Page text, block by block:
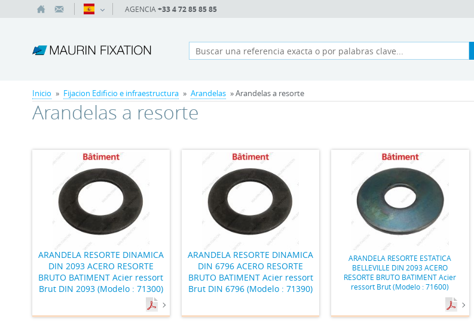
AGENCIA +33 4 72 85 85 85
Inicio » Fijacion Edificio e infraestructura » Arandelas » Arandelas a resorte
Arandelas a resorte
ARANDELA RESORTE DINAMICA
DIN 2093 ACERO RESORTE
BRUTO BATIMENT Acier ressort
Brut DIN 2093 (Modelo : 71300)
ARANDELA RESORTE DINAMICA
DIN 6796 ACERO RESORTE
BRUTO BATIMENT Acier ressort
Brut DIN 6796 (Modelo : 71390)
ARANDELA RESORTE ESTATICA
BELLEVILLE DIN 2093 ACERO
RESORTE BRUTO BATIMENT Acier
ressort Brut (Modelo : 71600)